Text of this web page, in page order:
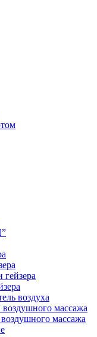
воздуха
массажа
массажа